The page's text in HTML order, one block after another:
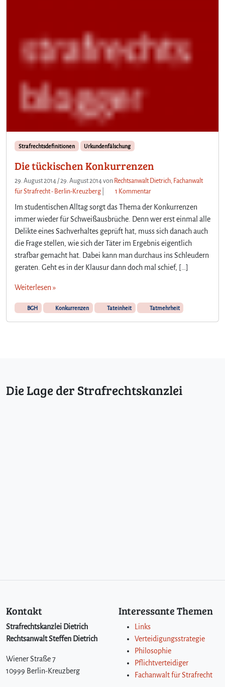
Strafrechtsdefinitionen Urkundenfälschung
Die tückischen Konkurrenzen
29. August 2014 /29. August 2014von Rechtsanwalt Dietrich, Fachanwalt
für Strafrecht - Berlin-Kreuzberg
1 Kommentarz
D
i
e
t
ü
c
c
u
Im studentischen Alltag sorgt das Thema der Konkurrenzen
immer wieder für Schweißausbrüche. Denn wer erst einmal alle
Delikte eines Sachverhaltes geprüft hat, muss sich danach auch
die Frage stellen, wie sich der Täter im Ergebnis eigentlich
strafbar gemacht hat. Dabei kann man durchaus ins Schleudern
geraten. Geht es in der Klausur dann doch mal schief, […]
Weiterlesen »
BGH Konkurrenzen Tateinheit Tatmehrheit
Die Lage der Strafrechtskanzlei
Kontakt
Strafrechtskanzlei Dietrich
Rechtsanwalt Steffen Dietrich
Wiener Straße 7
10999 Berlin-Kreuzberg
Interessante Themen
Links
Verteidigungsstrategie
Philosophie
Pflichtverteidiger
Fachanwalt für Strafrecht